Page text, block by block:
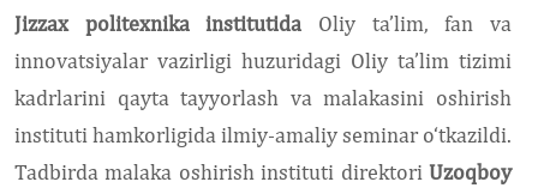
Jizzax politexnika institutida Oliy ta’lim, fan va
innovatsiyalar vazirligi huzuridagi Oliy ta’lim tizimi
kadrlarini qayta tayyorlash va malakasini oshirish
instituti hamkorligida ilmiy-amaliy seminar o‘tkazildi.
Tadbirda malaka oshirish instituti direktori Uzoqboy